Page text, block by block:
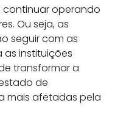
continuar operando
Ou seja, as
seguir com as
instituições
transformar a
de
mais afetadas pela